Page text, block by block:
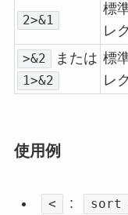
2>&1
標
レ
>&2 または
1>&2
標
レ
使用例
< : sort